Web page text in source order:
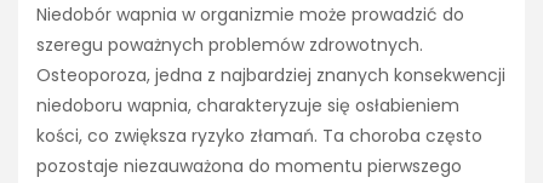
Niedobór wapnia w organizmie może prowadzić do
szeregu poważnych problemów zdrowotnych.
Osteoporoza, jedna z najbardziej znanych konsekwencji
niedoboru wapnia, charakteryzuje się osłabieniem
kości, co zwiększa ryzyko złamań. Ta choroba często
pozostaje niezauważona do momentu pierwszego